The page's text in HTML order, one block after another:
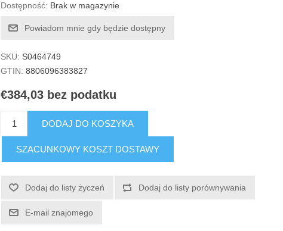
Dostępność: Brak w magazynie
Powiadom mnie gdy będzie dostępny
SKU: S0464749
GTIN: 8806096383827
€384,03 bez podatku
DODAJ DO KOSZYKA
SZACUNKOWY KOSZT DOSTAWY
Dodaj do listy życzeń Dodaj do listy porównywania
E-mail znajomego